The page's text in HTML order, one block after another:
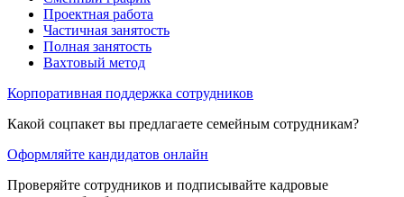
Проектная работа
Частичная занятость
Полная занятость
Вахтовый метод
Корпоративная поддержка сотрудников
Какой соцпакет вы предлагаете семейным сотрудникам?
Оформляйте кандидатов онлайн
Проверяйте сотрудников и подписывайте кадровые